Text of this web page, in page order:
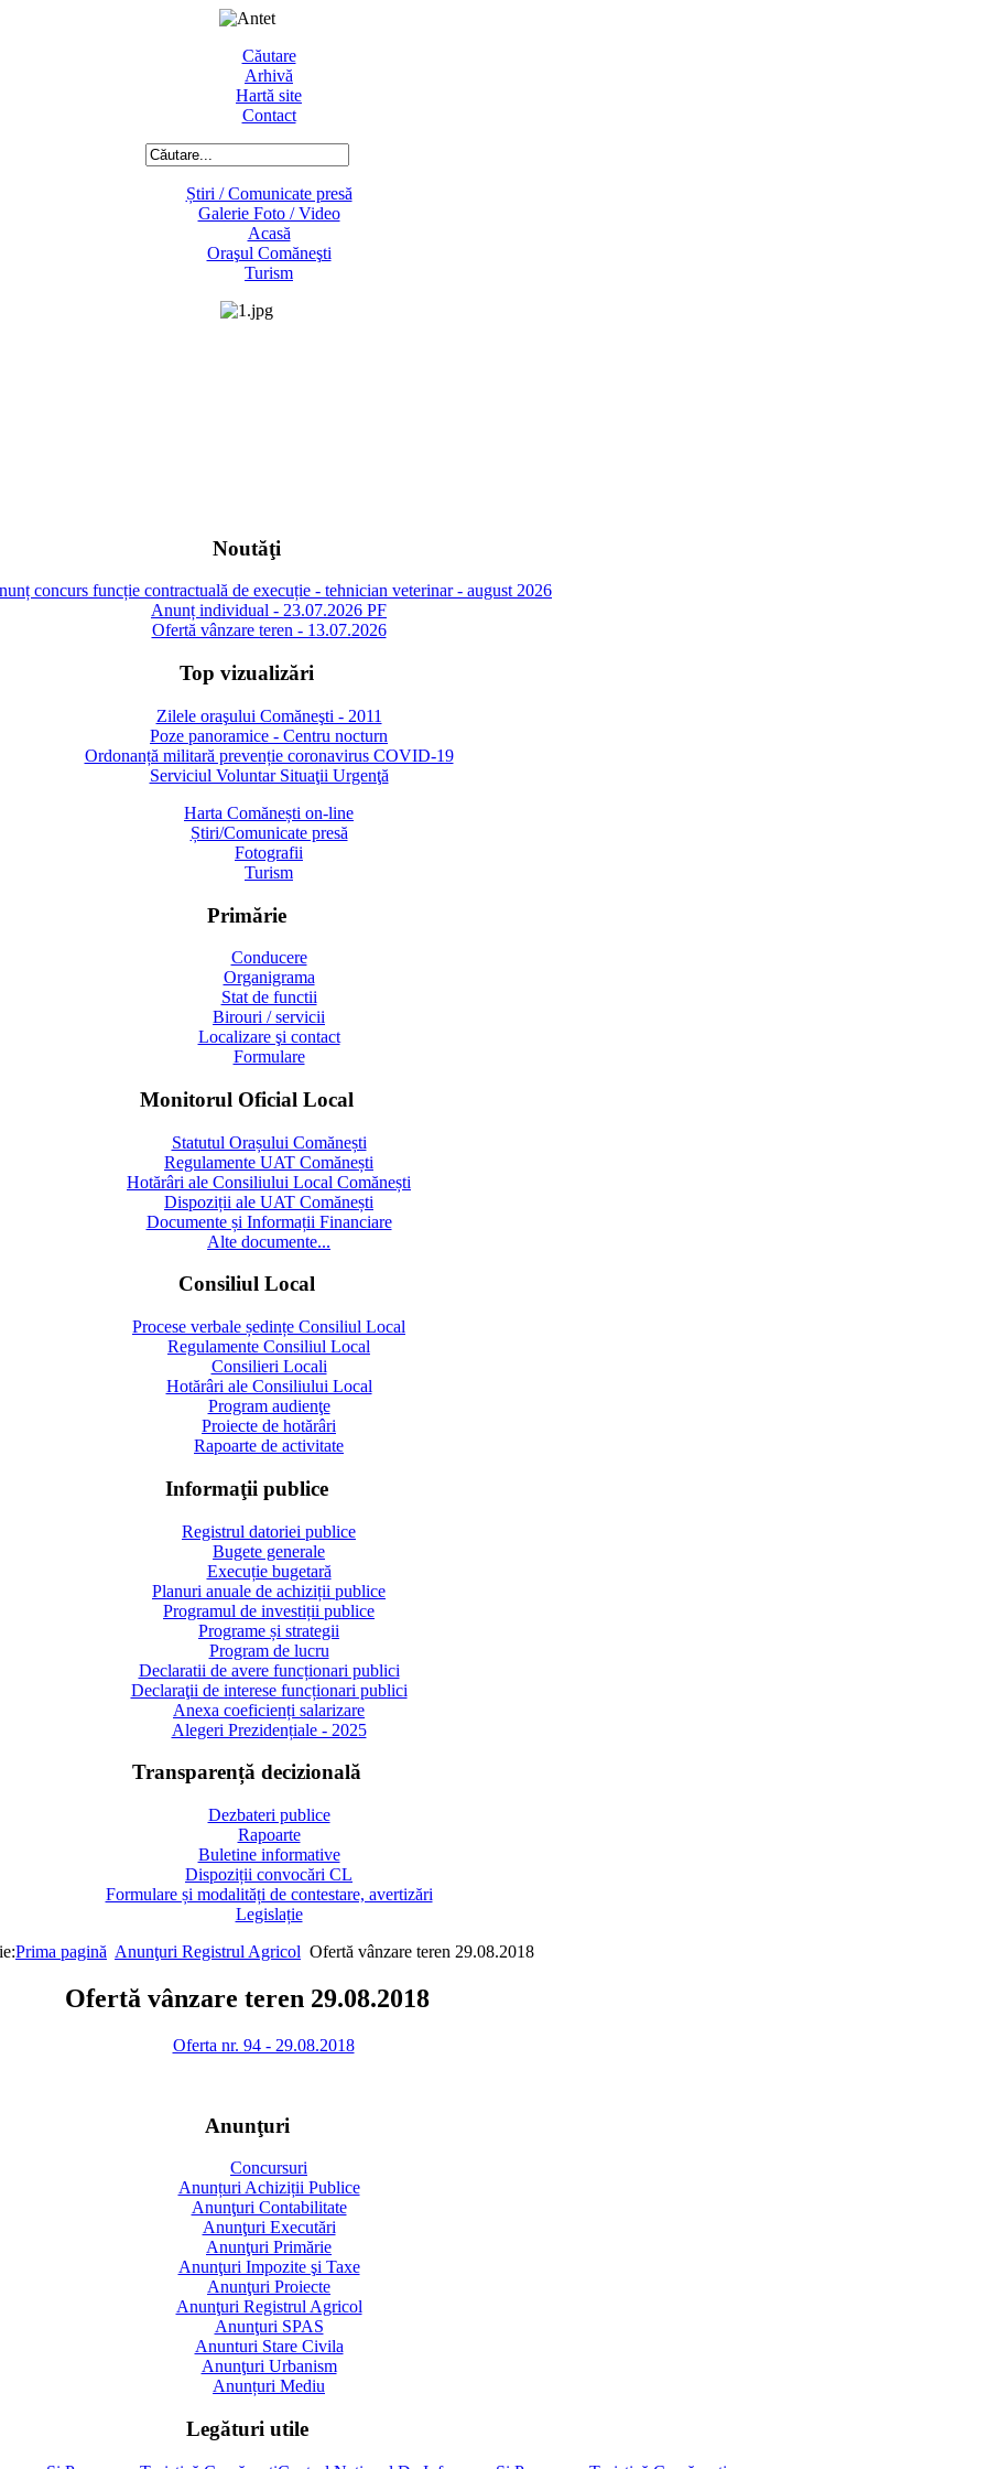
Căutare
Arhivă
Hartă site
Contact
Știri / Comunicate presă
Galerie Foto / Video
Acasă
Oraşul Comăneşti
Turism
Noutăţi
concurs funcție contractuală de execuție - tehnician veterinar - august 2026
Anunț individual - 23.07.2026 PF
Ofertă vânzare teren - 13.07.2026
Top vizualizări
Zilele oraşului Comăneşti - 2011
Poze panoramice - Centru nocturn
Ordonanță militară prevenție coronavirus COVID-19
Serviciul Voluntar Situaţii Urgenţă
Harta Comănești on-line
Știri/Comunicate presă
Fotografii
Turism
Primărie
Conducere
Organigrama
Stat de functii
Birouri / servicii
Localizare şi contact
Formulare
Monitorul Oficial Local
Statutul Orașului Comănești
Regulamente UAT Comănești
Hotărâri ale Consiliului Local Comănești
Dispoziții ale UAT Comănești
Documente și Informații Financiare
Alte documente...
Consiliul Local
Procese verbale ședințe Consiliul Local
Regulamente Consiliul Local
Consilieri Locali
Hotărâri ale Consiliului Local
Program audienţe
Proiecte de hotărâri
Rapoarte de activitate
Informaţii publice
Registrul datoriei publice
Bugete generale
Execuție bugetară
Planuri anuale de achiziții publice
Programul de investiții publice
Programe și strategii
Program de lucru
Declaratii de avere funcționari publici
Declaraţii de interese funcționari publici
Anexa coeficienți salarizare
Alegeri Prezidențiale - 2025
Transparență decizională
Dezbateri publice
Rapoarte
Buletine informative
Dispoziții convocări CL
Formulare și modalități de contestare, avertizări
Legislație
Prima pagină Anunţuri Registrul Agricol Ofertă vânzare teren 29.08.2018
Ofertă vânzare teren 29.08.2018
Oferta nr. 94 - 29.08.2018
Anunţuri
Concursuri
Anunțuri Achiziții Publice
Anunţuri Contabilitate
Anunţuri Executări
Anunţuri Primărie
Anunţuri Impozite şi Taxe
Anunţuri Proiecte
Anunţuri Registrul Agricol
Anunţuri SPAS
Anunturi Stare Civila
Anunţuri Urbanism
Anunțuri Mediu
Legături utile